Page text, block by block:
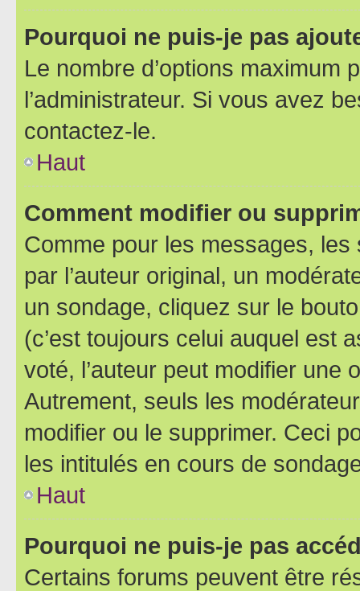
Pourquoi ne puis-je pas
Le nombre d’options maximum
l’administrateur. Si vous avez
contactez-le.
Haut
Comment modifier ou
Comme pour les messages,
par l’auteur original, un
un sondage, cliquez sur le
(c’est toujours celui auquel est
voté, l’auteur peut modifier une
Autrement, seuls les
modifier ou le supprimer. Ceci
les intitulés en cours de
Haut
Pourquoi ne puis-je pas
Certains forums peuvent être